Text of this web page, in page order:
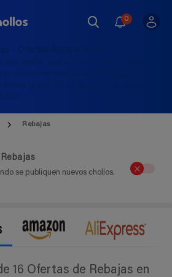
0
- Ofertas Agosto 2026
online, aquí encontrarás los últimos
precio ➡️ Rebajas en Pampling:
gratis 3x2 en lencería rebajas el
Rebajas
Rebajas
se publiquen nuevos chollos.
16 Ofertas de Rebajas en